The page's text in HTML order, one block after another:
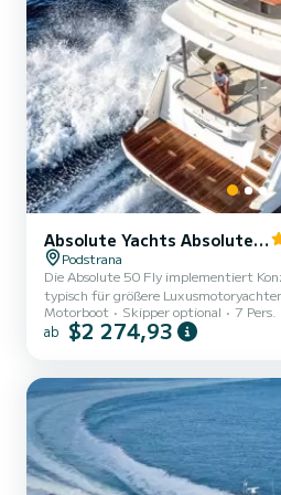
Absolute Yachts Absolute 50 Fly
Podstrana
Die Absolute 50 Fly implementiert
typisch für größere Luxusmotoryachten sind. Die
Systeme bieten beste Leistung,
Bewegung und keine Vibrationen. Der Innenraum ist dank der
Stufen und Höhenunterschiede,
umfasst drei Kabinen für insgesamt
kann die vier...
Motorboot Skipper optional 7 Pers.
ab $2 274,93